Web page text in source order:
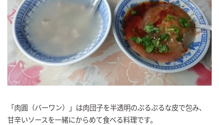
「肉圓（バーワン）」は肉団子を半透明のぷるぷるな皮で包み、
甘辛いソースを一緒にからめて食べる料理です。